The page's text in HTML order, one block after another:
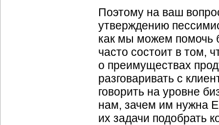
Поэтому на ваш
утверждению
как мы можем помочь
часто состоит в том,
о преимуществах
разговаривать с
говорить на уровне
нам, зачем им нужна
их задачи подобрать